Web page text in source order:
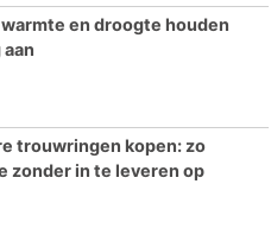
en droogte houden
trouwringen kopen: zo
zonder in te leveren op